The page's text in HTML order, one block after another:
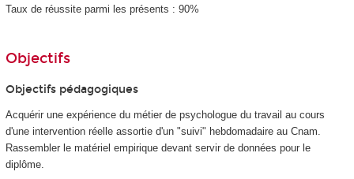
Taux de réussite parmi les présents : 90%
Objectifs
Objectifs pédagogiques
Acquérir une expérience du métier de psychologue du travail au cours
d'une intervention réelle assortie d'un "suivi" hebdomadaire au Cnam.
Rassembler le matériel empirique devant servir de données pour le
diplôme.